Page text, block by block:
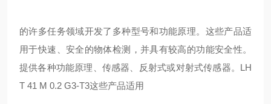
的许多任务领域开发了多种型号和功能原理。这些产品适
用于快速、安全的物体检测，并具有较高的功能安全性。
提供各种功能原理、传感器、反射式或对射式传感器。 LH
T 41 M 0.2 G3-T3这些产品适用